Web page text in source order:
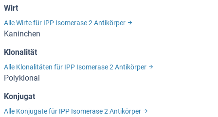
Wirt
Alle Wirte für IPP Isomerase 2 Antikörper
Kaninchen
Klonalität
Alle Klonalitäten für IPP Isomerase 2 Antikörper
Polyklonal
Konjugat
Alle Konjugate für IPP Isomerase 2 Antikörper